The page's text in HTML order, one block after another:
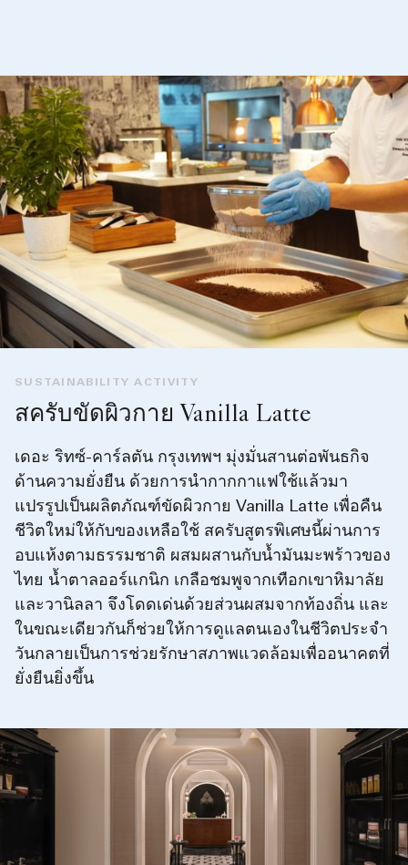
SUSTAINABILITY ACTIVITY
สครับขัดผิวกาย Vanilla Latte
เดอะ ริทซ์-คาร์ลตัน กรุงเทพฯ มุ่งมั่นสานต่อพันธกิจ
ด้านความยั่งยืน ด้วยการนำกากกาแฟใช้แล้วมา
แปรรูปเป็นผลิตภัณฑ์ขัดผิวกาย Vanilla Latte เพื่อคืน
ชีวิตใหม่ให้กับของเหลือใช้ สครับสูตรพิเศษนี้ผ่านการ
อบแห้งตามธรรมชาติ ผสมผสานกับน้ำมันมะพร้าวของ
ไทย น้ำตาลออร์แกนิก เกลือชมพูจากเทือกเขาหิมาลัย
และวานิลลา จึงโดดเด่นด้วยส่วนผสมจากท้องถิ่น และ
ในขณะเดียวกันก็ช่วยให้การดูแลตนเองในชีวิตประจำ
วันกลายเป็นการช่วยรักษาสภาพแวดล้อมเพื่ออนาคตที่
ยั่งยืนยิ่งขึ้น